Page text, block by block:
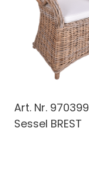
Art. Nr. 970399
Sessel BREST